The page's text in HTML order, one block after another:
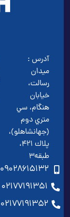
آدرس :
ميدان
رسالت،
خيابان
هنگام، سي
متري دوم
(جهانشاهلو)،
پلاك 421،
طبقه3
09028615132
02177191351
02177191352